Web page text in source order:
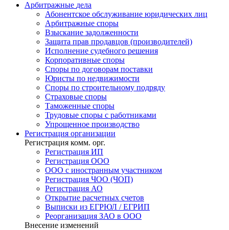
Арбитражные дела
Абонентское обслуживание юридических лиц
Арбитражные споры
Взыскание задолженности
Защита прав продавцов (производителей)
Исполнение судебного решения
Корпоративные споры
Споры по договорам поставки
Юристы по недвижимости
Споры по строительному подряду
Страховые споры
Таможенные споры
Трудовые споры с работниками
Упрощенное производство
Регистрация организации
Регистрация комм. орг.
Регистрация ИП
Регистрация ООО
ООО с иностранным участником
Регистрация ЧОО (ЧОП)
Регистрация АО
Открытие расчетных счетов
Выписки из ЕГРЮЛ / ЕГРИП
Реорганизация ЗАО в ООО
Внесение изменений